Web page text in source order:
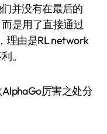
并没有在最后的
是用了直接通过
理由是RL network
。